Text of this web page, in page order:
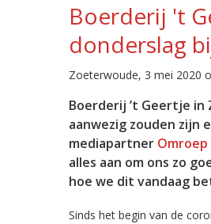
Boerderij 't
donderslag
Zoeterwoude, 3 mei 2020
Boerderij ’t Geertje
aanwezig zouden zijn
mediapartner
alles aan om ons zo
hoe we dit vandaag
Sinds het begin van de